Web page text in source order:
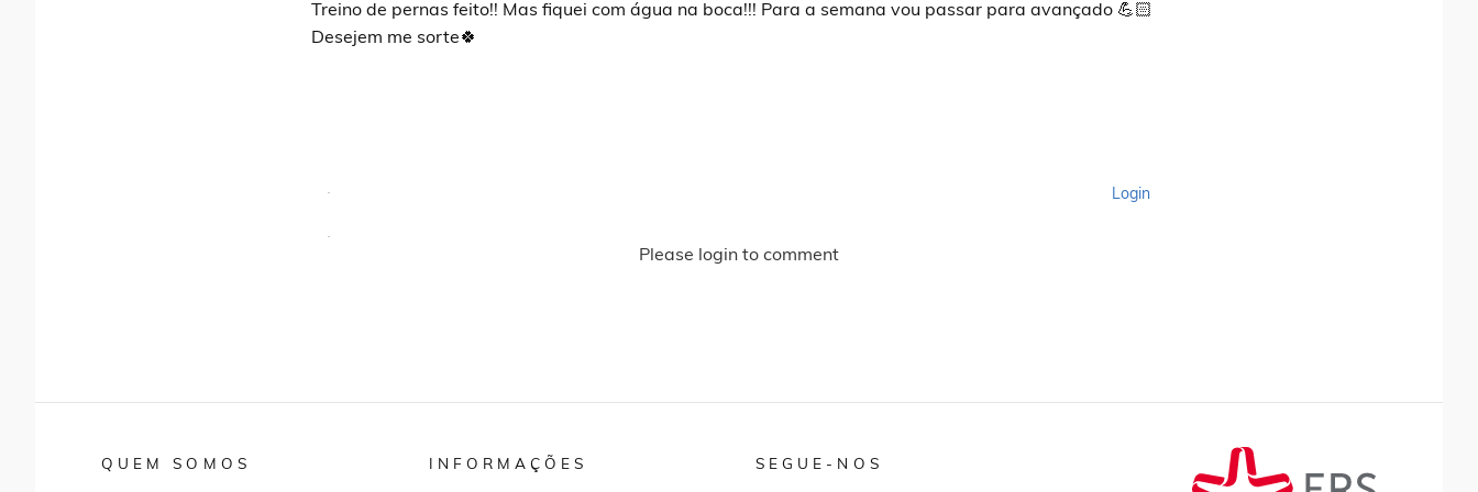
Treino de pernas feito!! Mas fiquei com água na boca!!! Para a semana vou passar para avançado 💪🏻
Desejem me sorte🍀
Login
Please login to comment
QUEM SOMOS INFORMAÇÕES SEGUE-NOS